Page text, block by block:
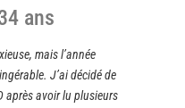
ans
mais l’année
J’ai décidé de
après avoir lu plusieurs